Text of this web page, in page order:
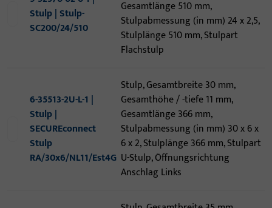
Stulp | Stulp-
SC200/24/510
Gesamtlänge 510 mm,
Stulpabmessung (in mm) 24 x 2,5,
Stulplänge 510 mm, Stulpart
Flachstulp
6-35513-2U-L-1 |
Stulp |
SECUREconnect
Stulp
RA/30x6/NL11/Est4G
Stulp, Gesamtbreite 30 mm,
Gesamthöhe / -tiefe 11 mm,
Gesamtlänge 366 mm,
Stulpabmessung (in mm) 30 x 6 x
6 x 2, Stulplänge 366 mm, Stulpart
U-Stulp, Öffnungsrichtung
Anschlag Links